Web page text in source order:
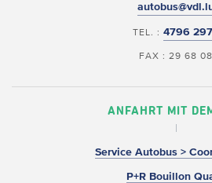
TEL. : 4796
FAX : 29 68 08
ANFAHRT MIT
Service Autobus >
P+R Bouillon